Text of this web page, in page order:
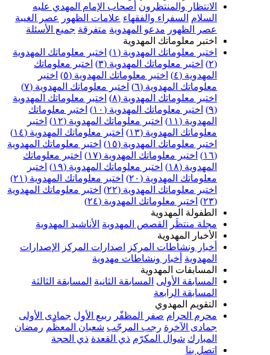
والمنتظرون أصحاب الإمام المهدي عليه
السفراء والفقهاء علامات الظهور عصر الغيبة
مدعو المهدوية متفرقة جميع الأسئلة
معلوماتك المهدوية
معلوماتك المهدوية (١)
اختبر معلوماتك المهدوية
اختبر معلوماتك المهدوية (٣)
اختبر معلوماتك
اختبر معلوماتك المهدوية (٥)
اختبر
المهدوية (٦)
اختبر معلوماتك المهدوية (٧)
معلوماتك المهدوية (٨)
اختبر معلوماتك المهدوية
اختبر معلوماتك المهدوية (١٠)
اختبر معلوماتك
اختبر معلوماتك المهدوية (١٢)
اختبر
المهدوية (١٣)
اختبر معلوماتك المهدوية (١٤)
معلوماتك المهدوية (١٥)
اختبر معلوماتك المهدوية
اختبر معلوماتك المهدوية (١٧)
اختبر معلوماتك
اختبر معلوماتك المهدوية (١٩)
اختبر
المهدوية (٢٠)
اختبر معلوماتك المهدوية (٢١)
معلوماتك المهدوية (٢٢)
اختبر معلوماتك المهدوية
اختبر معلوماتك المهدوية (٢٤)
المهدوية
منتظَر
القصص المهدوية الأناشيد المهدوية
المهدوية
ونشاطات المركز اصدارات المركز الإصدارات
أخبار ونشاطات مهدوية
المهدوية
الأولى المسابقة الثانية المسابقة الثالثة
الرابعة
المهدوي
الحرام
صفر المظفّر ربيع الأول جمادى الأولى
رجب المرجّب شعبان المعظّم رمضان
شوال المكرّم ذي القعدة ذي الحجة